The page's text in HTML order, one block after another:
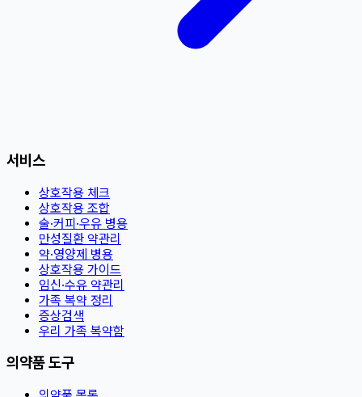
서비스
상호작용 체크
상호작용 조합
술·커피·우유 병용
만성질환 약관리
약·영양제 병용
상호작용 가이드
임신·수유 약관리
가족 복약 정리
증상검색
우리 가족 복약함
의약품 도구